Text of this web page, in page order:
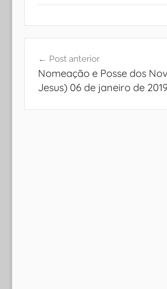
de
Post
Post anterior
Nomeação e Posse dos
Jesus) 06 de janeiro de